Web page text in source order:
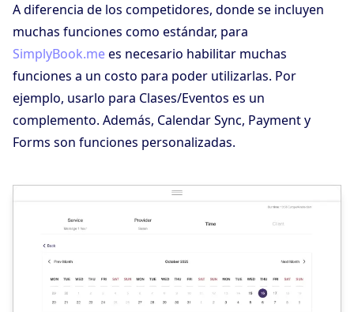
A diferencia de los competidores, donde se incluyen
muchas funciones como estándar, para
SimplyBook.mees necesario habilitar muchas
funciones a un costo para poder utilizarlas. Por
ejemplo, usarlo para Clases/Eventos es un
complemento. Además, Calendar Sync, Payment y
Forms son funciones personalizadas.